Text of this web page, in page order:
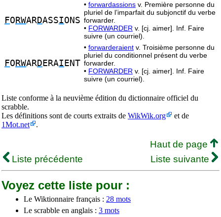
FO RWARDASSIONS
• forwardassions v. Première personne du
pluriel de l’imparfait du subjonctif du verbe
forwarder.
• FORWARDER v. [cj. aimer]. Inf. Faire
suivre (un courriel).
FO RWARD ERAI ENT
• forwarderaient v. Troisième personne du
pluriel du conditionnel présent du verbe
forwarder.
• FORWARDER v. [cj. aimer]. Inf. Faire
suivre (un courriel).
Liste conforme à la neuvième édition du dictionnaire officiel du
scrabble.
Les définitions sont de courts extraits de WikWik.org
et de
1Mot.net
.
Haut de page
Liste précédente
Liste suivante
Voyez cette liste pour :
Le Wiktionnaire français : 28 mots
Le scrabble en anglais : 3 mots